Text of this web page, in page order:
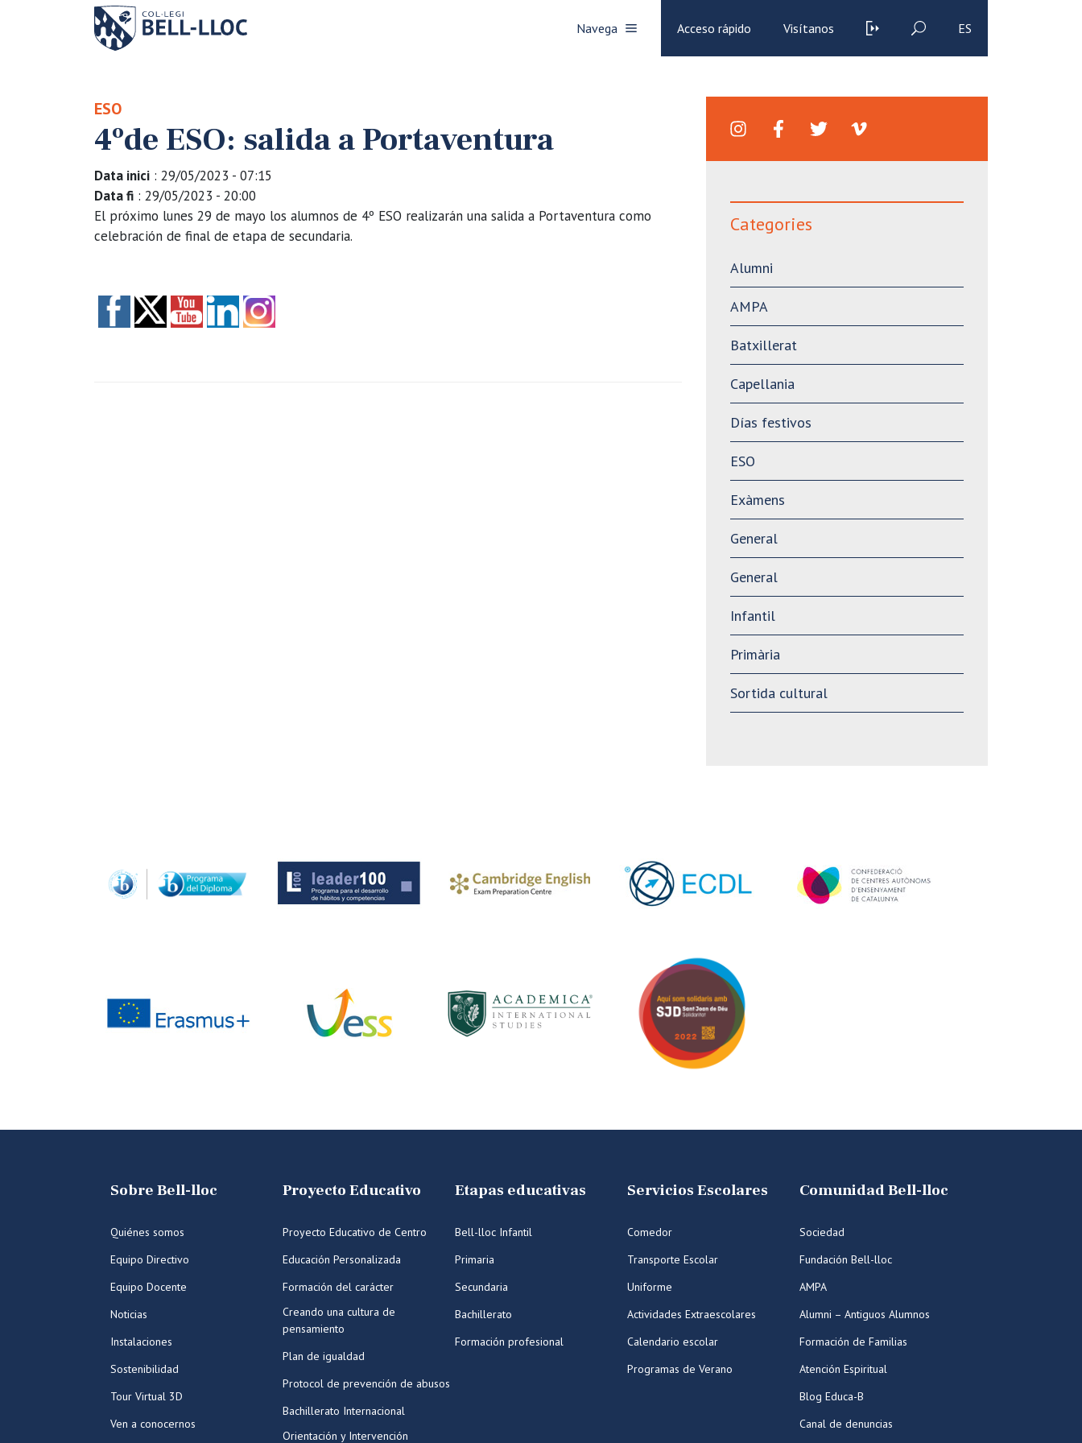
Navega Acceso rápido Visítanos ES
ESO
4ºde ESO: salida a Portaventura
Data inici : 29/05/2023 - 07:15
Data fi : 29/05/2023 - 20:00
El próximo lunes 29 de mayo los alumnos de 4º ESO realizarán una salida a Portaventura como
celebración de final de etapa de secundaria.
Categories
Alumni
AMPA
Batxillerat
Capellania
Días festivos
ESO
Exàmens
General
General
Infantil
Primària
Sortida cultural
Sobre Bell-lloc
Quiénes somos
Equipo Directivo
Equipo Docente
Noticias
Instalaciones
Sostenibilidad
Tour Virtual 3D
Ven a conocernos
Proyecto Educativo
Proyecto Educativo de Centro
Educación Personalizada
Formación del carácter
Creando una cultura de
pensamiento
Plan de igualdad
Protocol de prevención de abusos
Bachillerato Internacional
Orientación y Intervención
Etapas educativas
Bell-lloc Infantil
Primaria
Secundaria
Bachillerato
Formación profesional
Servicios Escolares
Comedor
Transporte Escolar
Uniforme
Actividades Extraescolares
Calendario escolar
Programas de Verano
Comunidad Bell-lloc
Sociedad
Fundación Bell-lloc
AMPA
Alumni – Antiguos Alumnos
Formación de Familias
Atención Espiritual
Blog Educa-B
Canal de denuncias